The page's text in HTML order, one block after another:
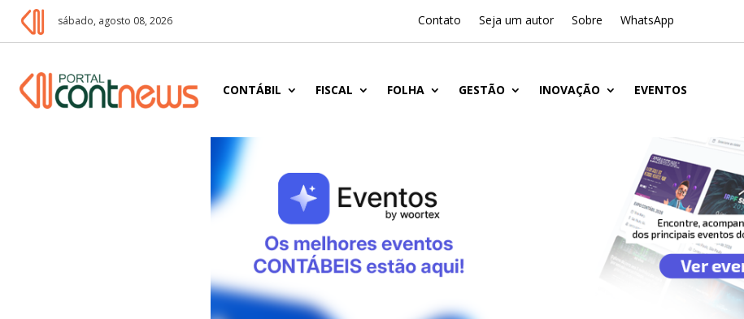
sábado, agosto 08, 2026 Contato Seja um autor Sobre WhatsApp
CONTÁBIL FISCAL FOLHA GESTÃO INOVAÇÃO EVENTOS